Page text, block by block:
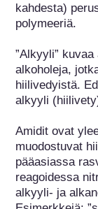
kahdesta)
polymeeriä.
”Alkyyli”
alkoholeja,
hiilivedyistä.
alkyyli
Amidit ovat
muodostuvat
pääasiassa
reagoidessa
alkyyli- ja